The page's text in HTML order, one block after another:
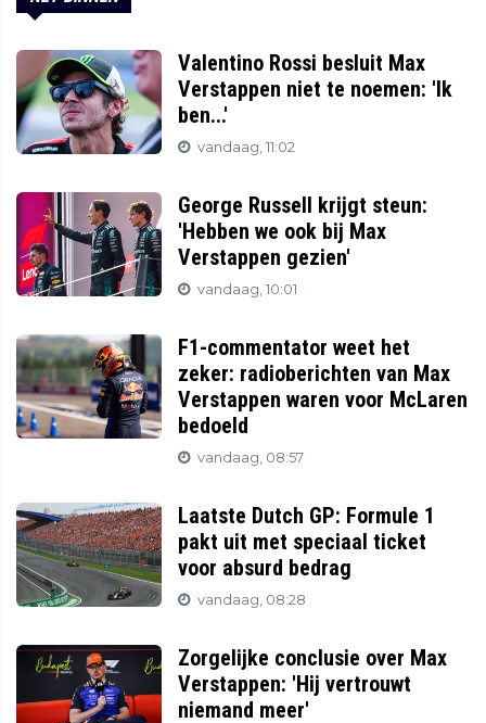
Valentino Rossi besluit Max
Verstappen niet te noemen: 'Ik
ben...'
vandaag, 11:02
George Russell krijgt steun:
'Hebben we ook bij Max
Verstappen gezien'
vandaag, 10:01
F1-commentator weet het
zeker: radioberichten van Max
Verstappen waren voor McLaren
bedoeld
vandaag, 08:57
Laatste Dutch GP: Formule 1
pakt uit met speciaal ticket
voor absurd bedrag
vandaag, 08:28
Zorgelijke conclusie over Max
Verstappen: 'Hij vertrouwt
niemand meer'